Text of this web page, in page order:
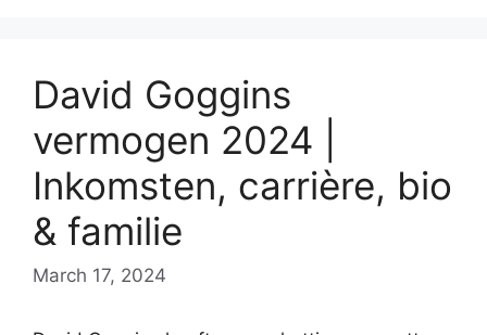
David Goggins
vermogen 2024 |
Inkomsten, carrière, bio
& familie
March 17, 2024